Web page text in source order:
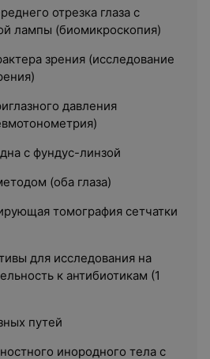
отрезка глаза с
лампы (биомикроскопия)
зрения (исследование
давления
с фундус-линзой
(оба глаза)
томография сетчатки
для исследования на
к антибиотикам (1
путей
инородного тела с